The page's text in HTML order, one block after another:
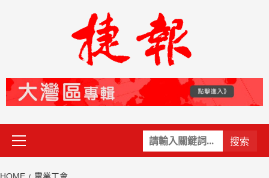
關
鍵
Primary
Menu